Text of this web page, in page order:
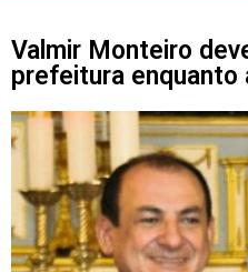
Valmir Monteiro
prefeitura enquanto